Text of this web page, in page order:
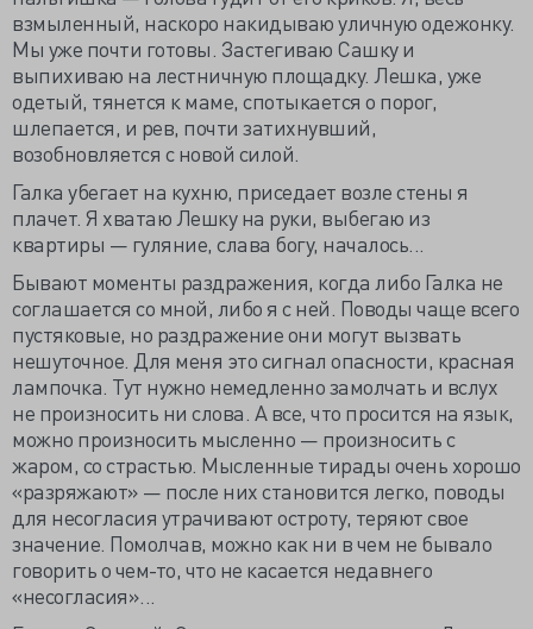
взмыленный, наскоро накидываю уличную одежонку.
Мы уже почти готовы. Застегиваю Сашку и
выпихиваю на лестничную площадку. Лешка, уже
одетый, тянется к маме, спотыкается о порог,
шлепается, и рев, почти затихнувший,
возобновляется с новой силой.
Галка убегает на кухню, приседает возле стены я
плачет. Я хватаю Лешку на руки, выбегаю из
квартиры — гуляние, слава богу, началось...
Бывают моменты раздражения, когда либо Галка не
соглашается со мной, либо я с ней. Поводы чаще всего
пустяковые, но раздражение они могут вызвать
нешуточное. Для меня это сигнал опасности, красная
лампочка. Тут нужно немедленно замолчать и вслух
не произносить ни слова. А все, что просится на язык,
можно произносить мысленно — произносить с
жаром, со страстью. Мысленные тирады очень хорошо
«разряжают» — после них становится легко, поводы
для несогласия утрачивают остроту, теряют свое
значение. Помолчав, можно как ни в чем не бывало
говорить о чем-то, что не касается недавнего
«несогласия»...